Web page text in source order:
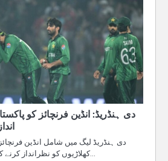
دی ہنڈریڈ: انڈین فرنچائز کو
دی ہنڈریڈ لیگ میں شامل انڈین
کھلاڑیوں کو نظرانداز کرنے کے دعوے کے بعد منتظمین…